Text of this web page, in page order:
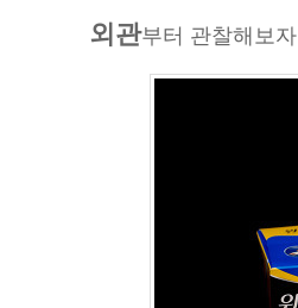
외관부터 관찰해보자